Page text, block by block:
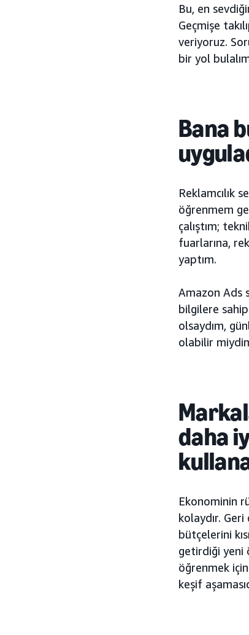
Bu, en
Geçmişe
veriyoruz.
bir yol
Bana
Reklamcılık
öğrenmem
çalıştım;
fuarlarına,
yaptım.
Amazon Ads
bilgilere
olsaydım,
olabilir
daha
Ekonominin
kolaydır.
bütçelerini
getirdiği yeni
öğrenmek
keşif